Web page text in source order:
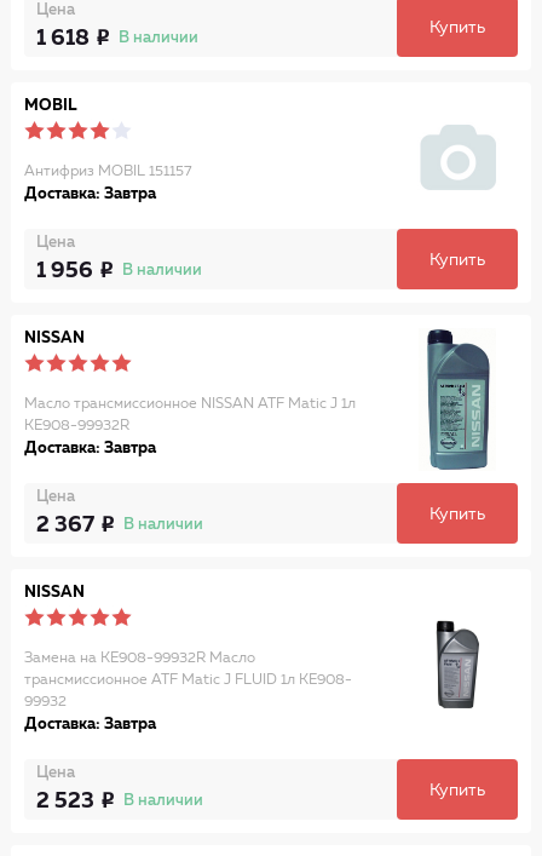
Цена
1 618 В наличии
Купить
MOBIL
Антифриз MOBIL 151157
Доставка: Завтра
Цена
1 956 В наличии
Купить
NISSAN
Масло трансмиссионное NISSAN ATF Matic J 1л
KE908-99932R
Доставка: Завтра
Цена
2 367 В наличии
Купить
NISSAN
Замена на KE908-99932R Масло
трансмиссионное ATF Matic J FLUID 1л KE908-
99932
Доставка: Завтра
Цена
2 523 В наличии
Купить